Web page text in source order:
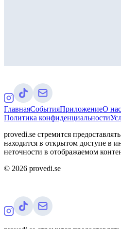
ГлавнаяСобытияПриложениеО нас
Политика конфиденциальности
provedi.se стремится
находится в открытом доступе в
неточности в отображаемом
© 2026 provedi.se